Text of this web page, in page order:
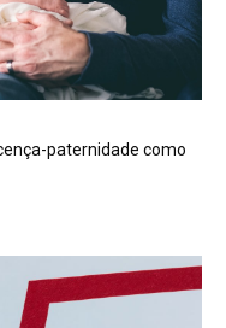
paternidade como